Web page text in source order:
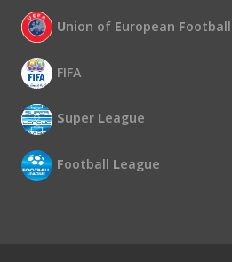
Union of European Football
FIFA
Super League
Football League